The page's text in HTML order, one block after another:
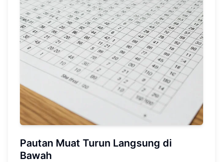
Pautan Muat Turun Langsung di
Bawah